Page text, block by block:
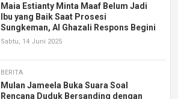
Maia Estianty Minta Maaf Belum Jadi
Ibu yang Baik Saat Prosesi
Sungkeman, Al Ghazali Respons Begini
Sabtu, 14 Juni 2025
BERITA
Mulan Jameela Buka Suara Soal
Rencana Duduk Bersanding dengan